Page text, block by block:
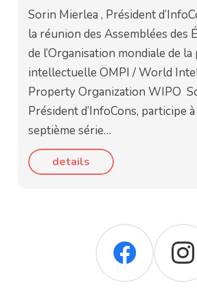
Sorin Mierlea , Président
la réunion des Assemblées des
de l’Organisation mondiale de
intellectuelle OMPI / World
Property Organization WIPO
Président d’InfoCons, participe
septième série…
details